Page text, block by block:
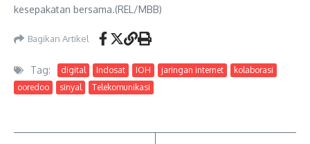
kesepakatan bersama.(REL/MBB)
Bagikan Artikel
Tag: digital Indosat IOH jaringan internet
kolaborasi
ooredoo
sinyal Telekomunikasi